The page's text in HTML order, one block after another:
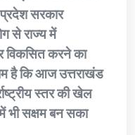
सरकार
से राज्य में
विकसित करने का
है कि आज उत्तराखंड
स्तर की खेल
भी सक्षम बन सका